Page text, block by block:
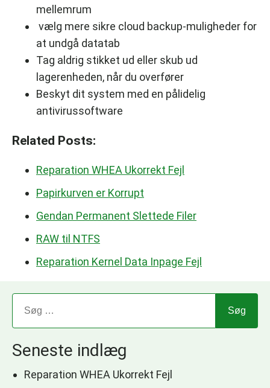
mellemrum
vælg mere sikre cloud backup-muligheder for
at undgå datatab
Tag aldrig stikket ud eller skub ud
lagerenheden, når du overfører
Beskyt dit system med en pålidelig
antivirussoftware
Related Posts:
Reparation WHEA Ukorrekt Fejl
Papirkurven er Korrupt
Gendan Permanent Slettede Filer
RAW til NTFS
Reparation Kernel Data Inpage Fejl
Seneste indlæg
Reparation WHEA Ukorrekt Fejl